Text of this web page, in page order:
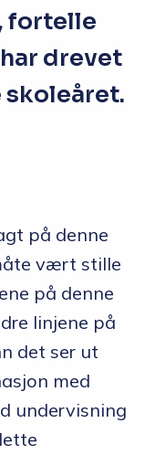
fortelle
drevet
skoleåret.
på denne
vært stille
på denne
linjene på
det ser ut
med
undervisning